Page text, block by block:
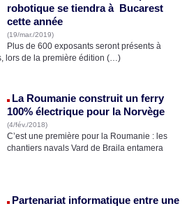
robotique se tiendra à Bucarest
cette année
(19/mar./2019)
Plus de 600 exposants seront présents à
lors de la première édition (…)
La Roumanie construit un ferry
100% électrique pour la Norvège
(4/fév./2018)
C’est une première pour la Roumanie : les
chantiers navals Vard de Braila entamera
Partenariat informatique entre une